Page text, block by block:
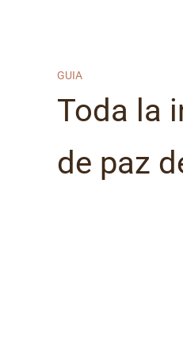
GUIA
Toda la
de paz